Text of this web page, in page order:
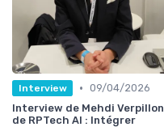
Interview • 09/04/2026
Interview de Mehdi Verpillon
de RPTech AI : Intégrer